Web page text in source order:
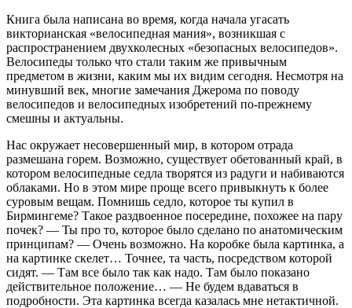
Книга была написана во время, когда начала угасать
викторианская «велосипедная мания», возникшая с
распространением двухколесных «безопасных велосипедов».
Велосипеды только что стали таким же привычным
предметом в жизни, каким мы их видим сегодня. Несмотря на
минувший век, многие замечания Джерома по поводу
велосипедов и велосипедных изобретений по-прежнему
смешны и актуальны.
Нас окружает несовершенный мир, в котором отрада
размешана горем. Возможно, существует обетованный край, в
котором велосипедные седла творятся из радуги и набиваются
облаками. Но в этом мире проще всего привыкнуть к более
суровым вещам. Помнишь седло, которое ты купил в
Бирмингеме? Такое раздвоенное посередине, похожее на пару
почек? — Ты про то, которое было сделано по анатомическим
принципам? — Очень возможно. На коробке была картинка, а
на картинке скелет… Точнее, та часть, посредством которой
сидят. — Там все было так как надо. Там было показано
действительное положение… — Не будем вдаваться в
подробности. Эта картинка всегда казалась мне нетактичной.